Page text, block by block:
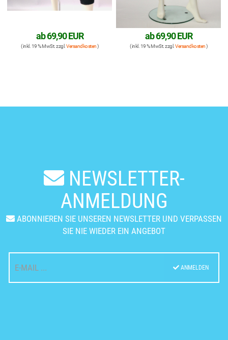
ab69,90 EUR
( inkl. 19 % MwSt. zzgl. Versandkosten)
ab69,90 EUR
( inkl. 19 % MwSt. zzgl. Versandkosten)
NEWSLETTER-
ANMELDUNG
ABONNIEREN SIE UNSEREN NEWSLETTER UND VERPASSEN
SIE NIE WIEDER EIN ANGEBOT
ANMELDEN